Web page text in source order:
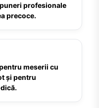
profesionale
precoce.
meserii cu
și pentru